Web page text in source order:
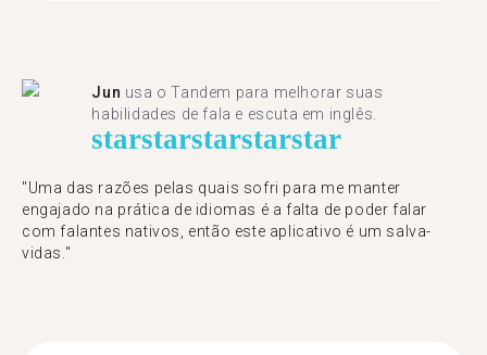
Jun usa o Tandem para melhorar suas
habilidades de fala e escuta em inglês.
starstarstarstarstar
"Uma das razões pelas quais sofri para me manter
engajado na prática de idiomas é a falta de poder falar
com falantes nativos, então este aplicativo é um salva-
vidas."